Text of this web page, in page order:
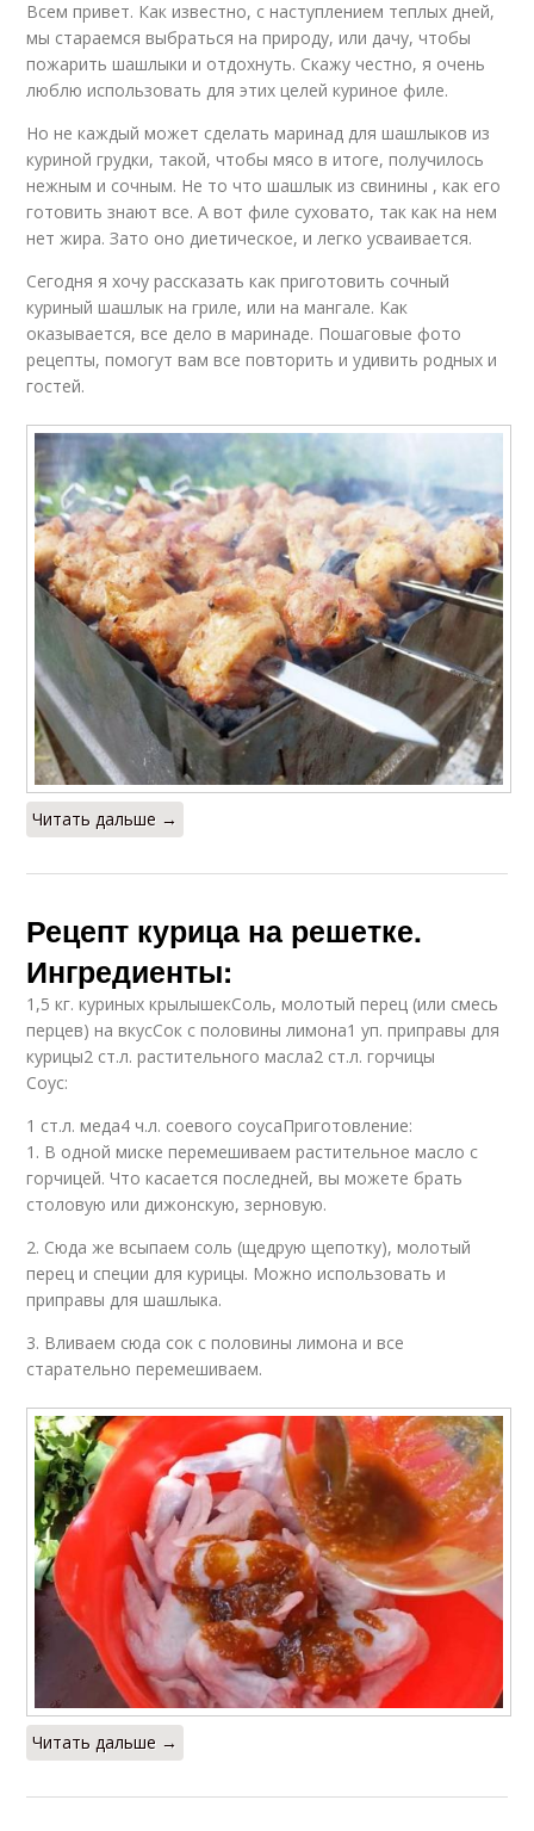
Всем привет. Как известно, с наступлением теплых дней,
мы стараемся выбраться на природу, или дачу, чтобы
пожарить шашлыки и отдохнуть. Скажу честно, я очень
люблю использовать для этих целей куриное филе.
Но не каждый может сделать маринад для шашлыков из
куриной грудки, такой, чтобы мясо в итоге, получилось
нежным и сочным. Не то что шашлык из свинины , как его
готовить знают все. А вот филе суховато, так как на нем
нет жира. Зато оно диетическое, и легко усваивается.
Сегодня я хочу рассказать как приготовить сочный
куриный шашлык на гриле, или на мангале. Как
оказывается, все дело в маринаде. Пошаговые фото
рецепты, помогут вам все повторить и удивить родных и
гостей.
Читать дальше →
Рецепт курица на решетке.
Ингредиенты:
1,5 кг. куриных крылышекСоль, молотый перец (или смесь
перцев) на вкусСок с половины лимона1 уп. приправы для
курицы2 ст.л. растительного масла2 ст.л. горчицы
Соус:
1 ст.л. меда4 ч.л. соевого соусаПриготовление:
1. В одной миске перемешиваем растительное масло с
горчицей. Что касается последней, вы можете брать
столовую или дижонскую, зерновую.
2. Сюда же всыпаем соль (щедрую щепотку), молотый
перец и специи для курицы. Можно использовать и
приправы для шашлыка.
3. Вливаем сюда сок с половины лимона и все
старательно перемешиваем.
Читать дальше →